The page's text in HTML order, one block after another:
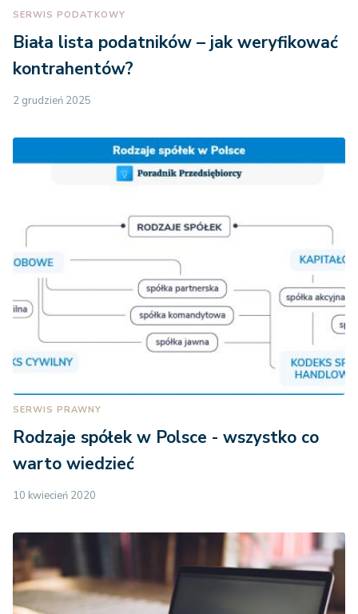
SERWIS PODATKOWY
Biała lista podatników – jak weryfikować
kontrahentów?
2 grudzień 2025
SERWIS PRAWNY
Rodzaje spółek w Polsce - wszystko co
warto wiedzieć
10 kwiecień 2020